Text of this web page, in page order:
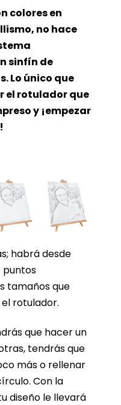
colores en
no hace
sinfín de
Lo único que
el rotulador que
y ¡empezar
habrá desde
puntos
tamaños que
rotulador.
que hacer un
tendrás que
más o rellenar
Con la
diseño le llevará